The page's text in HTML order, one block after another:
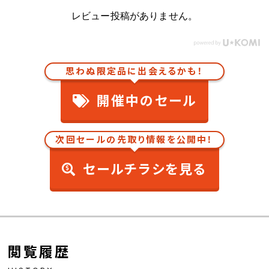
レビュー投稿がありません。
思わぬ限定品に出会えるかも！
開催中のセール
次回セールの先取り情報を公開中！
セールチラシを見る
閲覧履歴